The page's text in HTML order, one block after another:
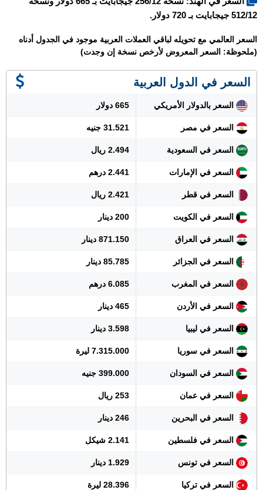
512/12 جيجابايت بـ 720 دولار.
السعر العالمي مع تحويله لباقي العملات العربية موجود في الجدول أدناه
(ملحوظة: السعر المعروض لأرخص نسخة إن وجدت)
السعر في الدول العربية
السعر بالدولار الأمريكي 665 دولار
السعر في مصر 31.521 جنيه
السعر في السعودية 2.494 ريال
السعر في الإمارات 2.441 درهم
السعر في قطر 2.421 ريال
السعر في الكويت 200 دينار
السعر في العراق 871.150 دينار
السعر في الجزائر 85.785 دينار
السعر في المغرب 6.085 درهم
السعر في الأردن 465 دينار
السعر في ليبيا 3.598 دينار
السعر في سوريا 7.315.000 ليرة
السعر في السودان 399.000 جنيه
السعر في عمان 253 ريال
السعر في البحرين 246 دينار
السعر في فلسطين 2.141 شيكل
السعر في تونس 1.929 دينار
السعر في تركيا 28.396 ليرة